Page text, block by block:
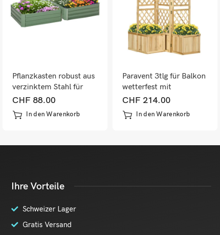
Pflanzkasten robust aus
verzinktem Stahl für
Garten Grün
CHF 88.00
In den Warenkorb
Paravent 3tlg für Balkon
wetterfest mit
Blumenkästen Natur
CHF 214.00
In den Warenkorb
Ihre Vorteile
Schweizer Lager
Gratis Versand